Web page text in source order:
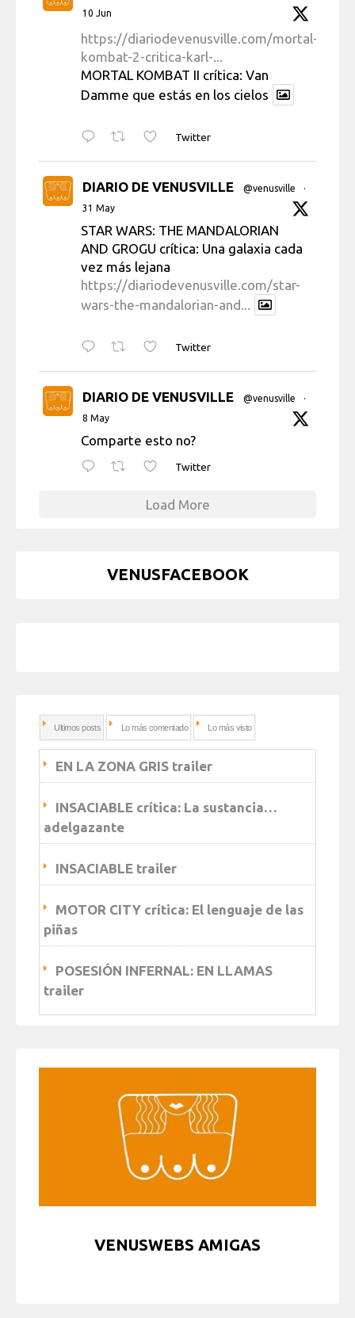
10 Jun
https://diariodevenusville.com/mortal-
kombat-2-critica-karl-...
MORTAL KOMBAT II crítica: Van
Damme que estás en los cielos
Twitter
DIARIO DE VENUSVILLE @venusville
·
31 May
STAR WARS: THE MANDALORIAN
AND GROGU crítica: Una galaxia cada
vez más lejana
https://diariodevenusville.com/star-
wars-the-mandalorian-and...
Twitter
DIARIO DE VENUSVILLE @venusville
·
8 May
Comparte esto no?
Twitter
Load More
VENUSFACEBOOK
Ultimos posts Lo más comentado Lo más visto
EN LA ZONA GRIS trailer
INSACIABLE crítica: La sustancia…
adelgazante
INSACIABLE trailer
MOTOR CITY crítica: El lenguaje de las
piñas
POSESIÓN INFERNAL: EN LLAMAS
trailer
VENUSWEBS AMIGAS